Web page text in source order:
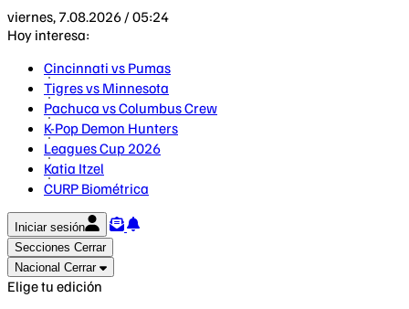
viernes, 7.08.2026 / 05:24
Hoy interesa:
Cincinnati vs Pumas
Tigres vs Minnesota
Pachuca vs Columbus Crew
K-Pop Demon Hunters
Leagues Cup 2026
Katia Itzel
CURP Biométrica
Iniciar sesión
Secciones Cerrar
Nacional Cerrar
Elige tu edición